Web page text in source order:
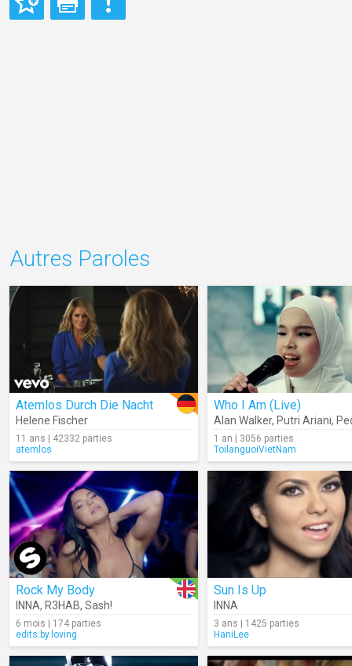
Autres Paroles
Atemlos Durch Die Nacht
Helene Fischer
11 ans | 42332 parties
atemlos
Who I Am (Live)
Alan Walker, Putri Ariani,
1 an | 3056 parties
ToilanguoiVietNam
Rock My Body
INNA, R3HAB, Sash!
6 mois | 174 parties
edits.by.loving
Sun Is Up
INNA
3 ans | 1425 parties
HaniLee